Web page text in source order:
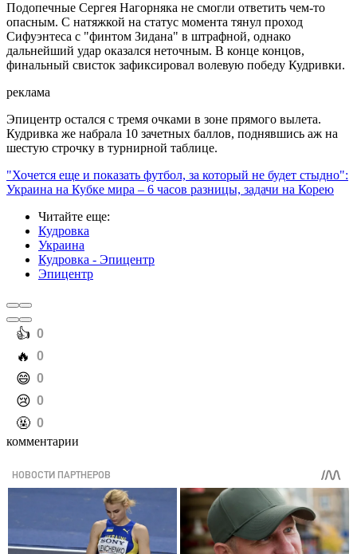
Подопечные Сергея Нагорняка не смогли ответить чем-то
опасным. С натяжкой на статус момента тянул проход
Сифуэнтеса с "финтом Зидана" в штрафной, однако
дальнейший удар оказался неточным. В конце концов,
финальный свисток зафиксировал волевую победу Кудривки.
реклама
Эпицентр остался с тремя очками в зоне прямого вылета.
Кудривка же набрала 10 зачетных баллов, поднявшись аж на
шестую строчку в турнирной таблице.
"Хочется еще и показать футбол, за который не будет стыдно":
Украина на Кубке мира – 6 часов разницы, задачи на Корею
Читайте еще:
Кудровка
Украина
Кудровка - Эпицентр
Эпицентр
️👍 0
️🔥 0
️😄 0
️😢 0
️🤬 0
комментарии